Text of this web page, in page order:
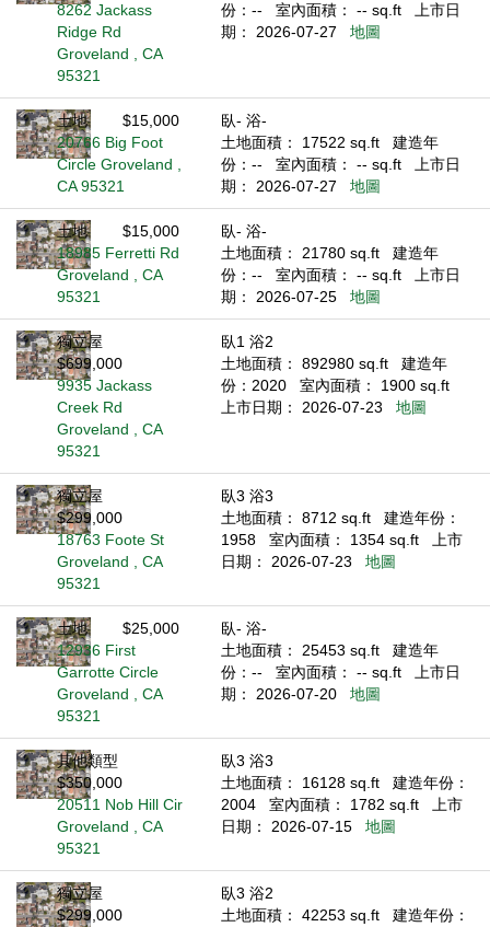
8262 Jackass
Ridge Rd
Groveland , CA
95321
份：--
室內面積： -- sq.ft
上市日
期： 2026-07-27
地圖
土地
$15,000
20766 Big Foot
Circle Groveland ,
CA 95321
臥- 浴-
土地面積： 17522 sq.ft
建造年
份：--
室內面積： -- sq.ft
上市日
期： 2026-07-27
地圖
土地
$15,000
18985 Ferretti Rd
Groveland , CA
95321
臥- 浴-
土地面積： 21780 sq.ft
建造年
份：--
室內面積： -- sq.ft
上市日
期： 2026-07-25
地圖
獨立屋
$699,000
9935 Jackass
Creek Rd
Groveland , CA
95321
臥1 浴2
土地面積： 892980 sq.ft
建造年
份：2020
室內面積： 1900 sq.ft
上市日期： 2026-07-23
地圖
獨立屋
$299,000
18763 Foote St
Groveland , CA
95321
臥3 浴3
土地面積： 8712 sq.ft
建造年份：
1958
室內面積： 1354 sq.ft
上市
日期： 2026-07-23
地圖
土地
$25,000
12936 First
Garrotte Circle
Groveland , CA
95321
臥- 浴-
土地面積： 25453 sq.ft
建造年
份：--
室內面積： -- sq.ft
上市日
期： 2026-07-20
地圖
其他類型
$350,000
20511 Nob Hill Cir
Groveland , CA
95321
臥3 浴3
土地面積： 16128 sq.ft
建造年份：
2004
室內面積： 1782 sq.ft
上市
日期： 2026-07-15
地圖
獨立屋
$299,000
臥3 浴2
土地面積： 42253 sq.ft
建造年份：